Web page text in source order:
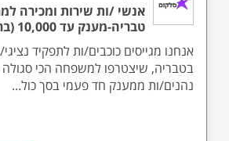
אנשי /ות שירות ומכירה
טבריה-מענק עד 10,000 (ברוטו)*
אנחנו מגייסים כוכבים/ות לתפקיד
בטבריה, שיצטרפו למשפחה הכי
נהנים/ות ממענק חד פעמי בסך כול...